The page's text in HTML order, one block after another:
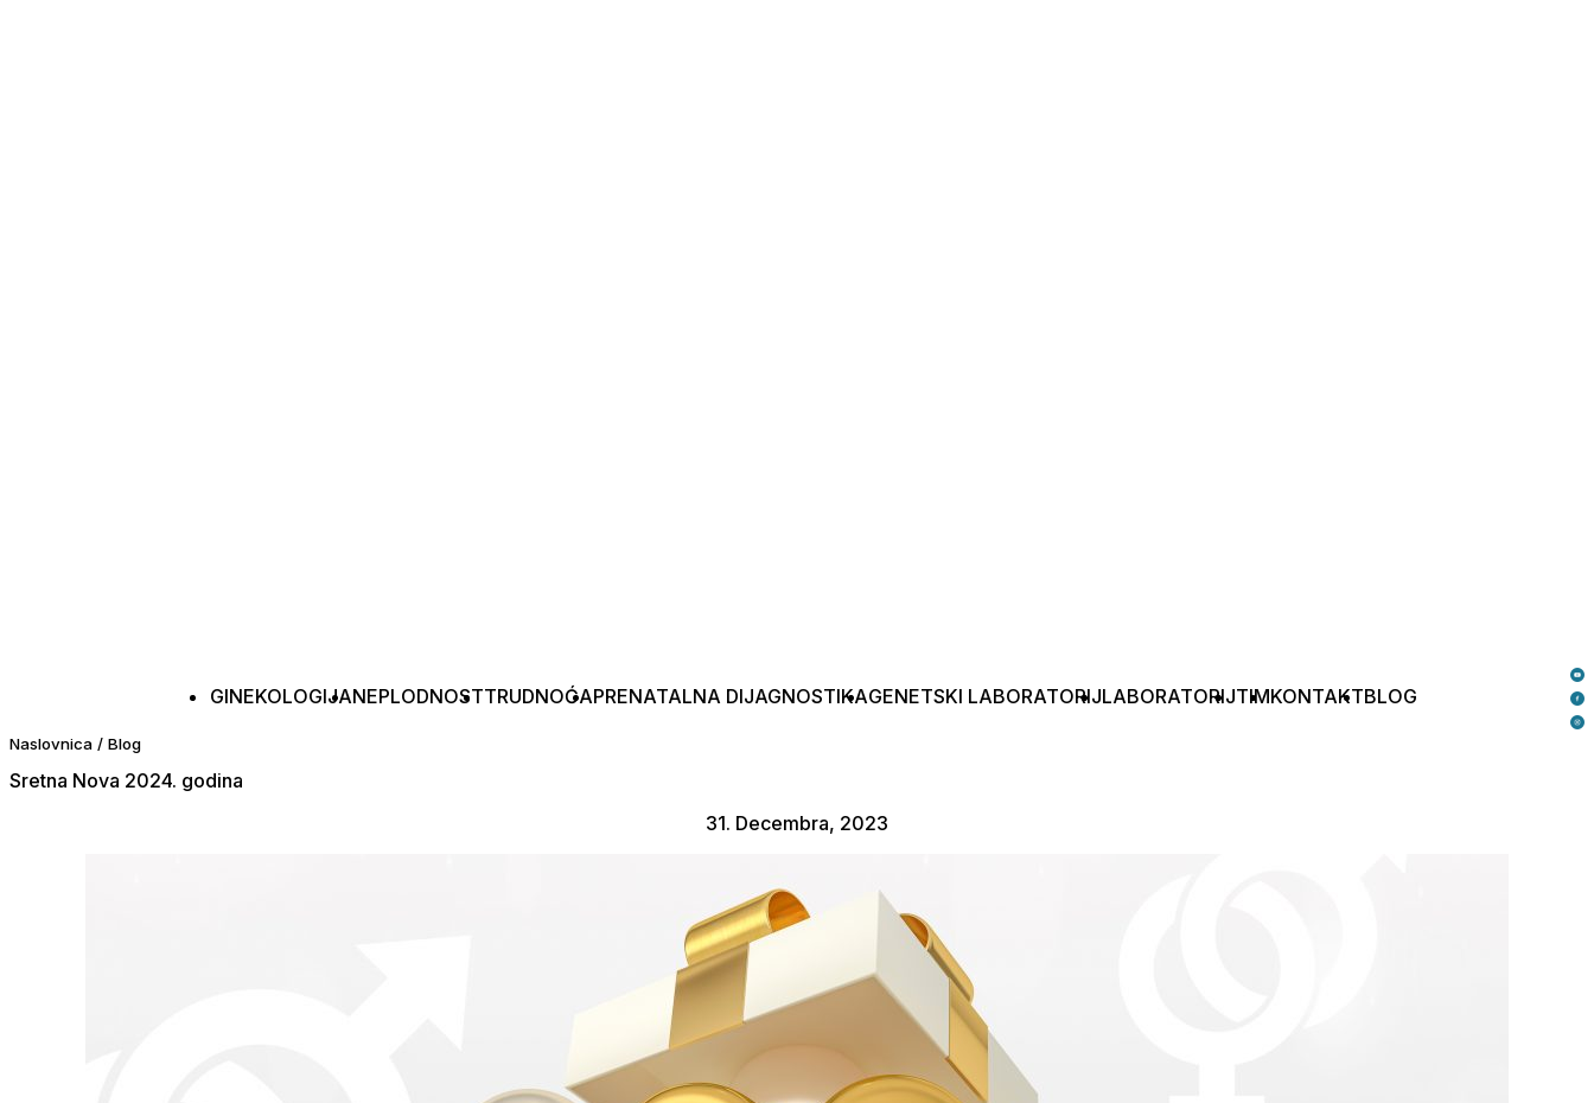
GINEKOLOGIJANEPLODNOSTTRUDNOĆAPRENATALNA DIJAGNOSTIKAGENETSKI LABORATORIJLABORATORIJTIMKONTAKTBLOG
Naslovnica / Blog
Sretna Nova 2024. godina
31. Decembra, 2023